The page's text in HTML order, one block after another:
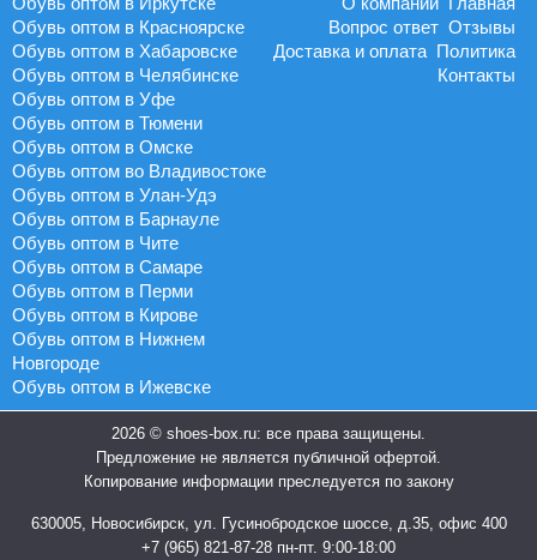
Обувь оптом в Красноярске
Обувь оптом в Хабаровске
Обувь оптом в Челябинске
Обувь оптом в Уфе
Обувь оптом в Тюмени
Обувь оптом в Омске
Обувь оптом во Владивостоке
Обувь оптом в Улан-Удэ
Обувь оптом в Барнауле
Обувь оптом в Чите
Обувь оптом в Самаре
Обувь оптом в Перми
Обувь оптом в Кирове
Обувь оптом в Нижнем
Новгороде
Обувь оптом в Ижевске
Отзывы
Вопрос ответ
Политика
Доставка и оплата
Контакты
2026 © shoes-box.ru: все права защищены.
Предложение не является публичной офертой.
Копирование информации преследуется по закону
630005, Новосибирск, ул. Гусинобродское шоссе, д.35, офис 400
+7 (965) 821-87-28 пн-пт. 9:00-18:00